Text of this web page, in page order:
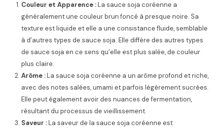
Couleur et Apparence :La sauce soja coréenne a
généralement une couleur brun foncé à presque noire. Sa
texture est liquide et elle a une consistance fluide, semblable
à d’autres types de sauce soja. Elle diffère des autres types
de sauce soja en ce sens qu’elle est plus salée, de couleur
plus claire.
Arôme :La sauce soja coréenne a un arôme profond et riche,
avec des notes salées, umami et parfois légèrement sucrées.
Elle peut également avoir des nuances de fermentation,
résultant du processus de vieillissement.
Saveur :La saveur de la sauce soja coréenne est